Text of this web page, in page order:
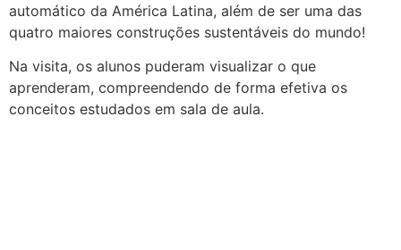
automático da América Latina, além de ser uma das
quatro maiores construções sustentáveis do mundo!
Na visita, os alunos puderam visualizar o que
aprenderam, compreendendo de forma efetiva os
conceitos estudados em sala de aula.